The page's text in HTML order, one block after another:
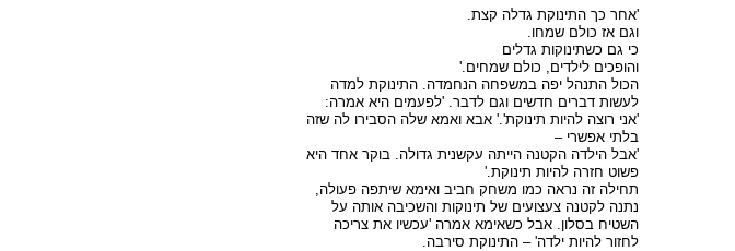
'אחר כך התינוקת גדלה קצת.
וגם אז כולם שמחו.
כי גם כשתינוקות גדלים
והופכים לילדים, כולם שמחים.'
הכול התנהל יפה במשפחה הנחמדה. התינוקת למדה
לעשות דברים חדשים וגם לדבר. 'לפעמים היא אמרה:
'אני רוצה להיות תינוקת'.' אבא ואמא שלה הסבירו לה שזה
בלתי אפשרי –
'אבל הילדה הקטנה הייתה עקשנית גדולה. בוקר אחד היא
פשוט חזרה להיות תינוקת.'
תחילה זה נראה כמו משחק חביב ואימא שיתפה פעולה,
נתנה לקטנה צעצועים של תינוקות והשכיבה אותה על
השטיח בסלון. אבל כשאימא אמרה 'עכשיו את צריכה
לחזור להיות ילדה' – התינוקת סירבה.